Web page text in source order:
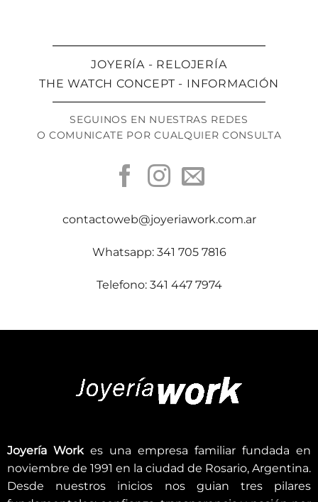
JOYERÍA - RELOJERÍA
THE WATCH CONCEPT - INFORMACIÓN
SEGUINOS EN NUESTRAS REDES
O COMUNICATE POR CUALQUIER CONSULTA
contactoweb@joyeriawork.com.ar
Whatsapp: 341 705 7816
Telefono: 341 447 7974
Joyería Workes una empresa familiar fundada en
noviembre de 1991 en la ciudad de Rosario, Argentina.
Desde nuestros inicios nos guian tres pilares